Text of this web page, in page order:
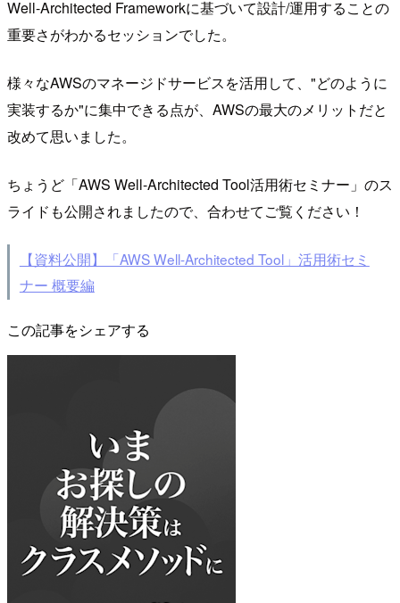
Well-Architected Frameworkに基づいて設計/運用することの
重要さがわかるセッションでした。
様々なAWSのマネージドサービスを活用して、"どのように
実装するか"に集中できる点が、AWSの最大のメリットだと
改めて思いました。
ちょうど「AWS Well-Architected Tool活用術セミナー」のス
ライドも公開されましたので、合わせてご覧ください！
【資料公開】「AWS Well-Architected Tool」活用術セミ
ナー 概要編
この記事をシェアする